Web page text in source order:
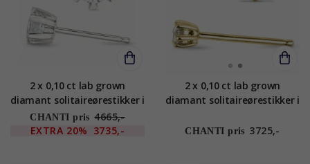
2 x 0,10 ct lab grown
diamant solitaireørestikker i
14 karat hvidguld med lab
grown diamant
CHANTI pris 4665,-
EXTRA 20% 3735,-
2 x 0,10 ct lab grown
diamant solitaireørestikker i
grown diamant
CHANTI pris 3725,-